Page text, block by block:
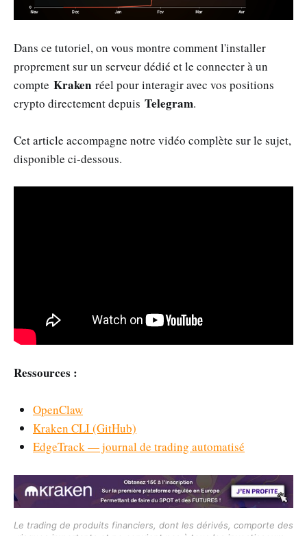
Dans ce tutoriel, on vous montre comment l'installer
proprement sur un serveur dédié et le connecter à un
compte Kraken réel pour interagir avec vos positions
crypto directement depuis Telegram.
Cet article accompagne notre vidéo complète sur le sujet,
disponible ci-dessous.
Ressources :
OpenClaw
Kraken CLI (GitHub)
EdgeTrack — journal de trading automatisé
Le trading de produits financiers, dont les dérivés, comporte des